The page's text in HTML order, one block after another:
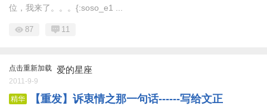
位，我来了。。。{:soso_e1 ...
87 11
点击重新加载 爱的星座
2011-9-9
精华 【重发】诉衷情之那一句话------写给文正